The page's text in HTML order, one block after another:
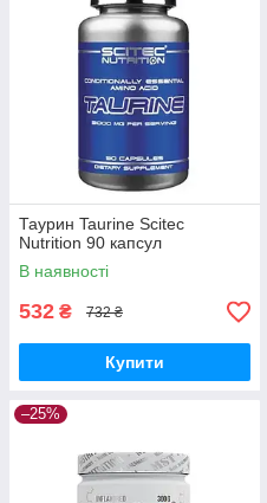
Таурин Taurine Scitec
Nutrition 90 капсул
В наявності
532 ₴ 732 ₴
Купити
–25%